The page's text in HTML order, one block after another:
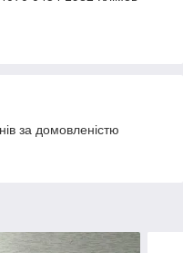
за домовленістю